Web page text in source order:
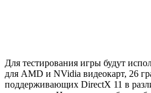
Для тестирования игры будут
для AMD и NVidia видеокарт, 26
поддерживающих DirectX 11 в